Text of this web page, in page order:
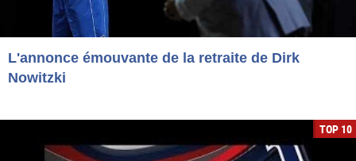
L'annonce émouvante de la retraite de Dirk
Nowitzki
TOP 10